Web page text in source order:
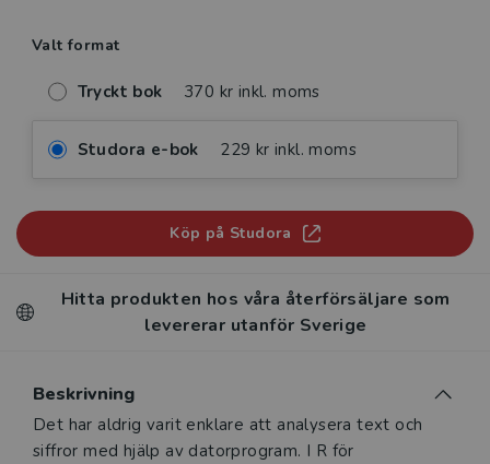
Valt format
Tryckt bok 370 kr inkl. moms
Studora e-bok 229 kr inkl. moms
Köp på Studora
Hitta produkten hos våra återförsäljare som
levererar utanför Sverige
Beskrivning
Beskrivning
Det har aldrig varit enklare att analysera text och
siffror med hjälp av datorprogram. I R för